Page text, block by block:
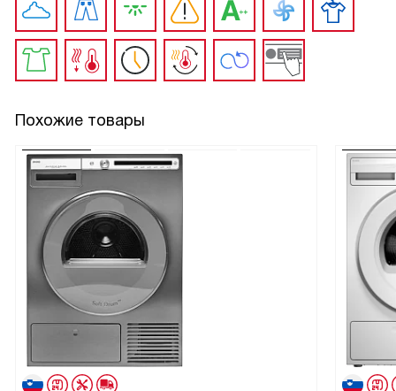
Похожие товары